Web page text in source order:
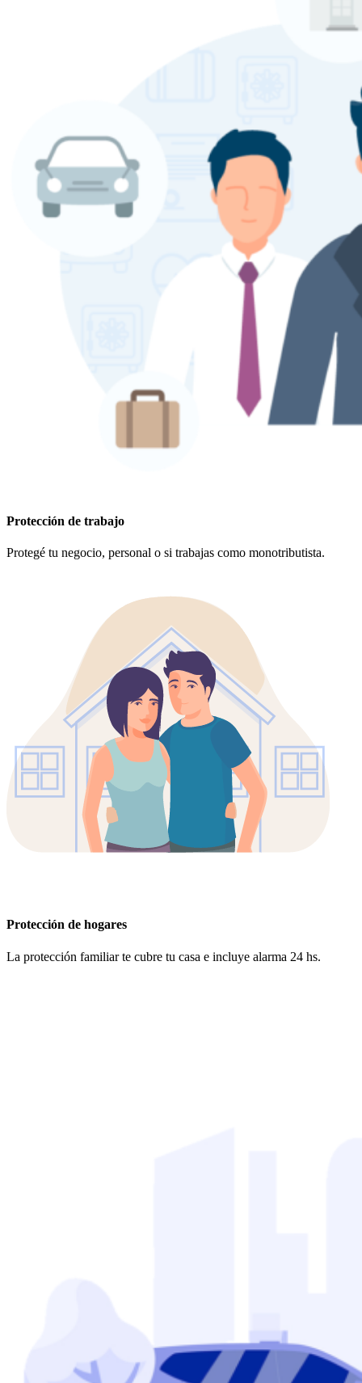
Protección de trabajo
Protegé tu negocio, personal o si trabajas como monotributista.
Protección de hogares
La protección familiar te cubre tu casa e incluye alarma 24 hs.